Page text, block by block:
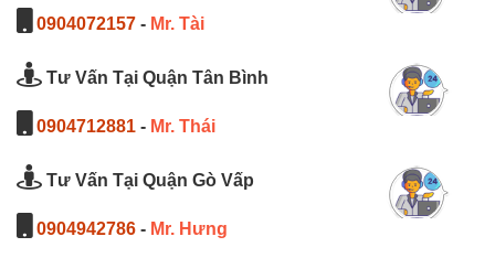
0904072157 - Mr. Tài
Tư Vấn Tại Quận Tân Bình
0904712881 - Mr. Thái
Tư Vấn Tại Quận Gò Vấp
0904942786 - Mr. Hưng